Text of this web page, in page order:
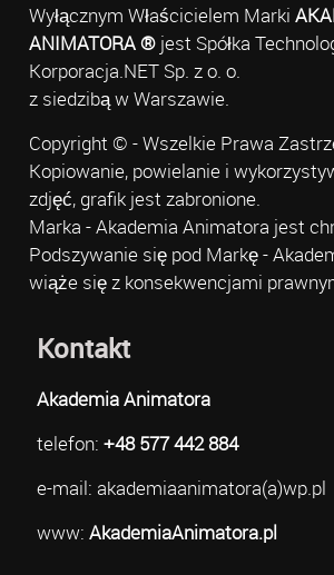
Wyłącznym Właścicielem Marki
ANIMATORA ®jest Spółka
Korporacja.NET Sp. z o. o.
z siedzibą w Warszawie.
Copyright © - Wszelkie Prawa
Kopiowanie, powielanie i
zdjęć, grafik jest zabronione.
Marka - Akademia Animatora jest
Podszywanie się pod Markę -
wiąże się z konsekwencjami
Kontakt
Akademia Animatora
telefon: +48 577 442 884
e-mail: akademiaanimatora(a)wp.pl
www: AkademiaAnimatora.pl